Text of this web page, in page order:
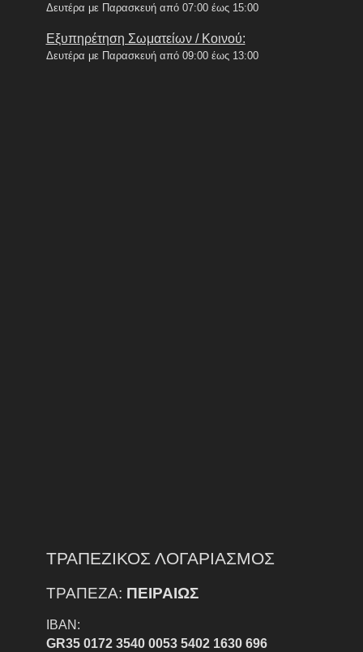
Δευτέρα με Παρασκευή από 07:00 έως 15:00
Εξυπηρέτηση Σωματείων / Κοινού:
Δευτέρα με Παρασκευή από 09:00 έως 13:00
ΤΡΑΠΕΖΙΚΟΣ ΛΟΓΑΡΙΑΣΜΟΣ
ΤΡΑΠΕΖΑ: ΠΕΙΡΑΙΩΣ
IBAN:
GR35 0172 3540 0053 5402 1630 696